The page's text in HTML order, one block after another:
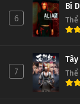
6
Bí
7